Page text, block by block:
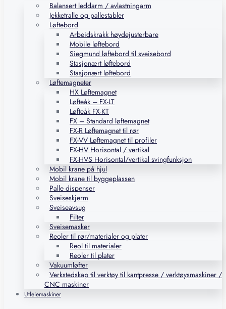
Balansert leddarm / avlastningarm
Jekketralle og pallestabler
Løftebord
Arbeidskrakk høydejusterbare
Mobile løftebord
Siegmund løftebord til sveisebord
Stasjonært løftebord
Stasjonært løftebord
Løftemagneter
HX Løftemagnet
Løfteåk – FX-LT
Løfteåk FX-KT
FX – Standard løftemagnet
FX-R Løftemagnet til rør
FX-VV Løftemagnet til profiler
FX-HV Horisontal / vertikal
FX-HVS Horisontal/vertikal svingfunksjon
Mobil krane på hjul
Mobil krane til byggeplassen
Palle dispenser
Sveiseskjerm
Sveiseavsug
Filter
Sveisemasker
Reoler til rør/materialer og plater
Reol til materialer
Reoler til plater
Vakuumløfter
Verkstedskap til verktøy til kantpresse / verktøysmaskiner /
CNC maskiner
Utleiemaskiner